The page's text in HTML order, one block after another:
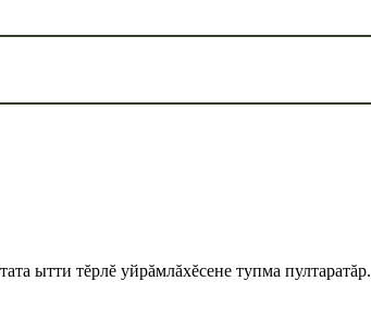
ытти тĕрлĕ уйрăмлăхĕсене тупма пултаратăр.